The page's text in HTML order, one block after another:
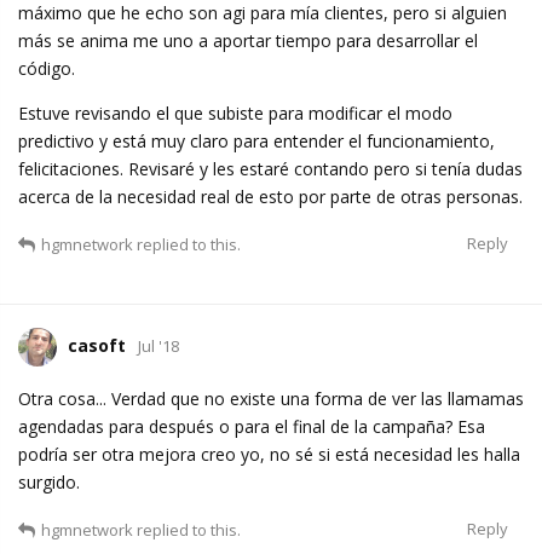
máximo que he echo son agi para mía clientes, pero si alguien
más se anima me uno a aportar tiempo para desarrollar el
código.
Estuve revisando el que subiste para modificar el modo
predictivo y está muy claro para entender el funcionamiento,
felicitaciones. Revisaré y les estaré contando pero si tenía dudas
acerca de la necesidad real de esto por parte de otras personas.
Reply
hgmnetwork replied to this.
casoft Jul '18
Otra cosa... Verdad que no existe una forma de ver las llamamas
agendadas para después o para el final de la campaña? Esa
podría ser otra mejora creo yo, no sé si está necesidad les halla
surgido.
Reply
hgmnetwork replied to this.